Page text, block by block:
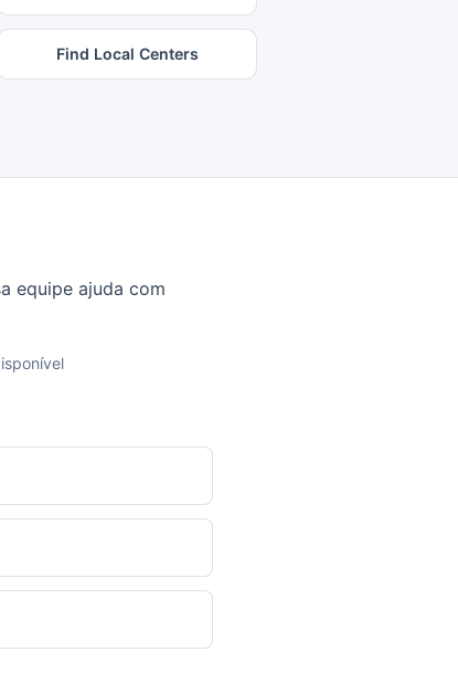
Find Local Centers
equipe ajuda com